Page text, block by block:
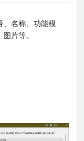
、名称、功能模
片等。